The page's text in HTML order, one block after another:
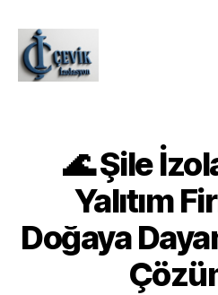
🌊 Şile
Yalıtım
Doğaya